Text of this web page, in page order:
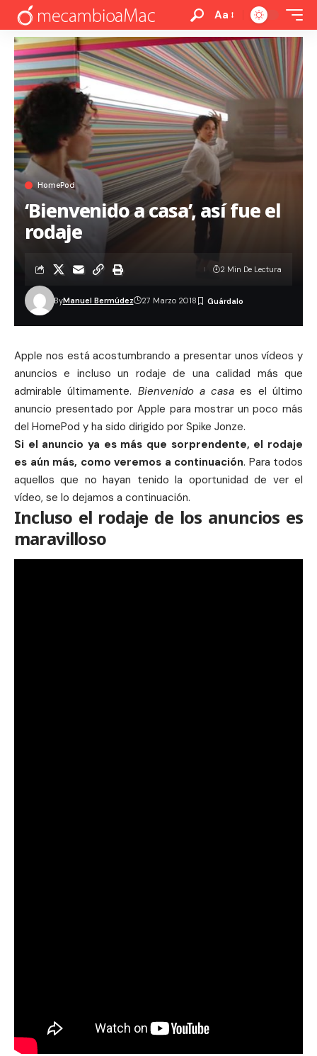
Aa
HomePod
‘Bienvenido a casa’, así fue el
rodaje
ByManuel Bermúdez 27 Marzo 2018
2 Min De Lectura
Apple nos está acostumbrando a presentar unos vídeos y
anuncios e incluso un rodaje de una calidad más que
admirable últimamente. Bienvenido a casa es el último
anuncio presentado por Apple para mostrar un poco más
del HomePod y ha sido dirigido por Spike Jonze.
Si el anuncio ya es más que sorprendente, el rodaje
es aún más, como veremos a continuación. Para todos
aquellos que no hayan tenido la oportunidad de ver el
vídeo, se lo dejamos a continuación.
Incluso el rodaje de los anuncios es
maravilloso